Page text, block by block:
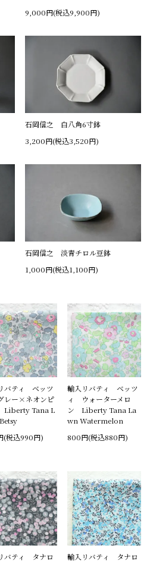
9,000円(税込9,900円)
石岡信之 白八角6寸鉢
3,200円(税込3,520円)
石岡信之 淡青チロル豆鉢
1,000円(税込1,100円)
バティ ベッツ
レー×ネオンピ
Liberty Tana L
(税込990円)
輸入リバティ ベッツ
ィ ウォーターメロ
ン Liberty Tana La
wn Watermelon
800円(税込880円)
バティ タナロ
輸入リバティ タナロ